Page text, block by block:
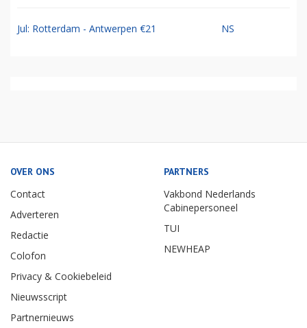
Jul: Rotterdam - Antwerpen €21 NS
OVER ONS
Contact
Adverteren
Redactie
Colofon
Privacy & Cookiebeleid
Nieuwsscript
Partnernieuws
PARTNERS
Vakbond Nederlands
Cabinepersoneel
TUI
NEWHEAP